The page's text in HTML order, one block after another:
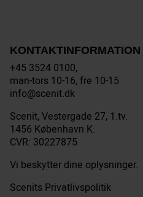
KONTAKTINFORMATION
+45 3524 0100,
man-tors 10-16, fre 10-15
info@scenit.dk
Scenit, Vestergade 27, 1.tv.
1456 København K.
CVR: 30227875
Vi beskytter dine oplysninger.
Scenits Privatlivspolitik